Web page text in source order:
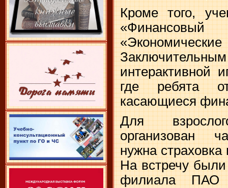
Кроме того,
интерактивной
где ребята
касающиеся
Для
организован
нужна
На встречу
филиала ПАО